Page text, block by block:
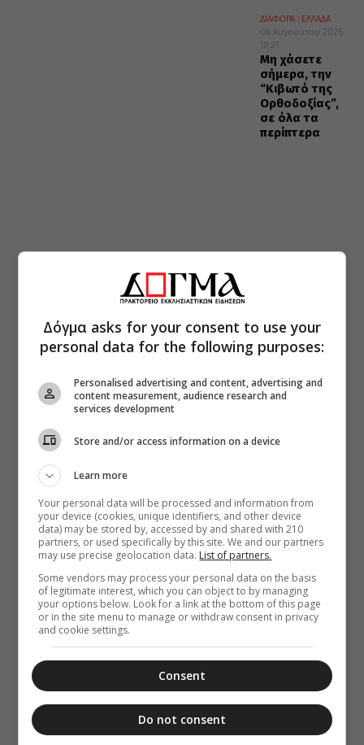
ΔΙΑΦΟΡΑ
ΕΛΛΑΔΑ
06 Αυγούστου 2026
10:27
Μη χάσετε
σήμερα, την
“Κιβωτό της
Ορθοδοξίας”,
σε όλα τα
περίπτερα
Δόγμα asks for your consent to use your
personal data for the following purposes:
Personalised advertising and content, advertising and
content measurement, audience research and
services development
Store and/or access information on a device
Learn more
Your personal data will be processed and information from
your device (cookies, unique identifiers, and other device
data) may be stored by, accessed by and shared with 210
partners, or used specifically by this site. We and our partners
may use precise geolocation data. List of partners.
Some vendors may process your personal data on the basis
of legitimate interest, which you can object to by managing
your options below. Look for a link at the bottom of this page
or in the site menu to manage or withdraw consent in privacy
and cookie settings.
Consent
Do not consent